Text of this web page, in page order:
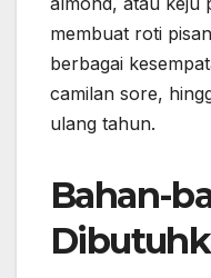
membuat roti
berbagai
camilan sore,
ulang tahun.
Bahan-